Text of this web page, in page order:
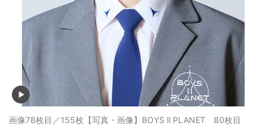
画像78枚目／155枚 【写真・画像】BOYS ll PLANET 80枚目